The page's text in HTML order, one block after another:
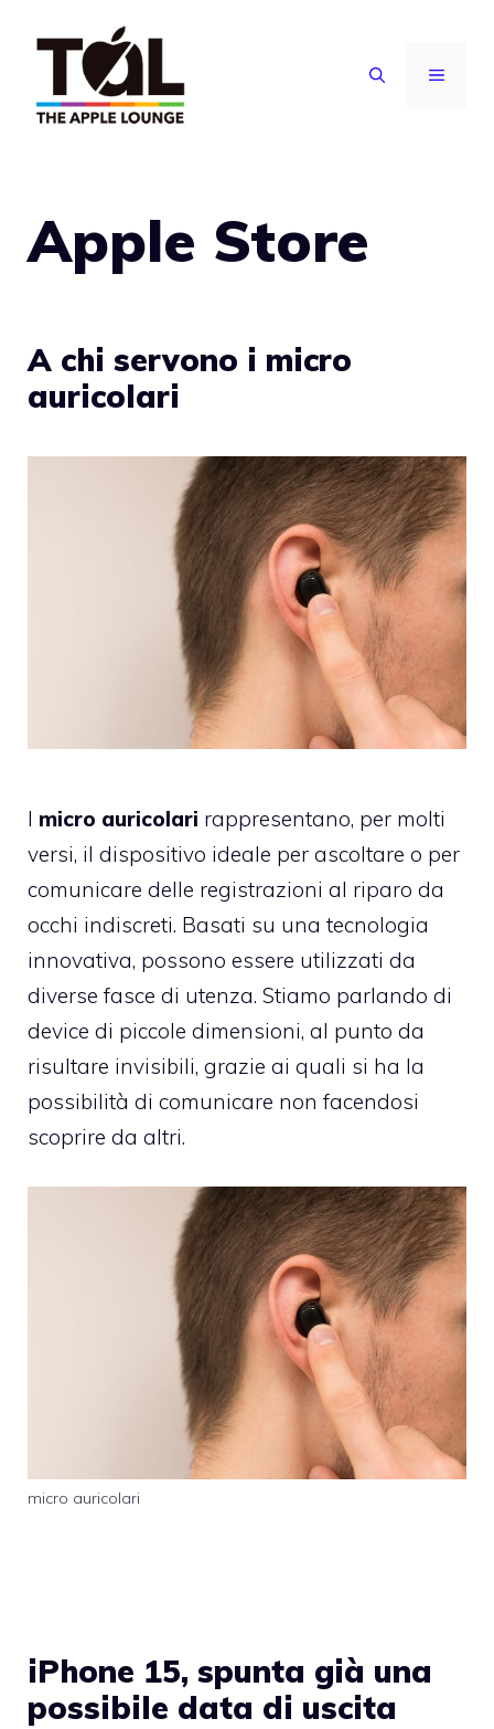
contenuto
MENU
Apple Store
A chi servono i micro
auricolari
I micro auricolari rappresentano, per molti
versi, il dispositivo ideale per ascoltare o per
comunicare delle registrazioni al riparo da
occhi indiscreti. Basati su una tecnologia
innovativa, possono essere utilizzati da
diverse fasce di utenza. Stiamo parlando di
device di piccole dimensioni, al punto da
risultare invisibili, grazie ai quali si ha la
possibilità di comunicare non facendosi
scoprire da altri.
micro auricolari
iPhone 15, spunta già una
possibile data di uscita